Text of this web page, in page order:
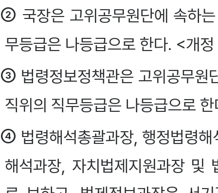
② 국장은 고위공무원단에 속하
무등급은 나등급으로 한다. <개
③ 법령정보정책관은 고위공무원
직위의 직무등급은 나등급으로
④ 법령해석총괄과장, 행정법령
해석과장, 자치법제지원과장 및